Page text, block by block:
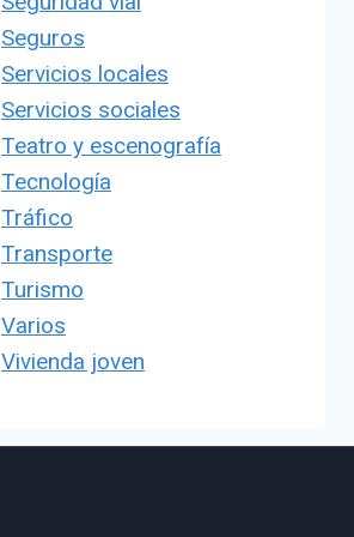
Seguros
Servicios locales
Servicios sociales
Teatro y escenografía
Tecnología
Tráfico
Transporte
Turismo
Varios
Vivienda joven